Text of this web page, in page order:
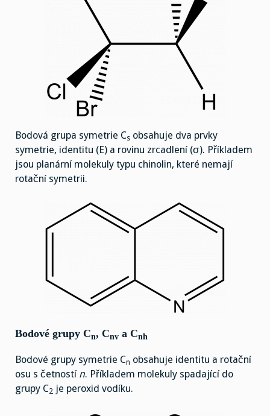
Bodová grupa symetrie Cs obsahuje dva prvky
symetrie, identitu (E) a rovinu zrcadlení (σ). Příkladem
jsou planární molekuly typu chinolin, které nemají
rotační symetrii.
Bodové grupy Cn, Cnv a Cnh
Bodové grupy symetrie Cn obsahuje identitu a rotační
osu s četností n. Příkladem molekuly spadající do
grupy C2 je peroxid vodíku.